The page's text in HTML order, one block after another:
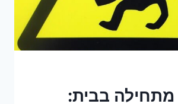
מתחילה בבית: